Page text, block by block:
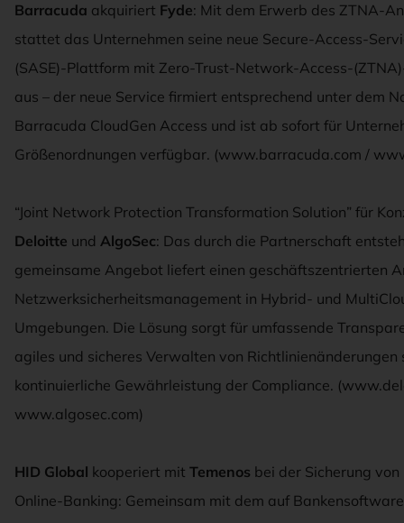
Barracuda akquiriert Fyde: Mit dem Erwerb des ZTNA-
stattet das Unternehmen seine neue Secure-Access-
(SASE)-Plattform mit Zero-Trust-Network-Access-
aus – der neue Service firmiert entsprechend unter dem
Barracuda CloudGen Access und ist ab sofort für
Größenordnungen verfügbar. (www.barracuda.com /
“Joint Network Protection Transformation Solution” für
Deloitte und AlgoSec: Das durch die Partnerschaft
gemeinsame Angebot liefert einen geschäftszentrierten
Netzwerksicherheitsmanagement in Hybrid- und
Umgebungen. Die Lösung sorgt für umfassende
agiles und sicheres Verwalten von Richtlinienänderungen
kontinuierliche Gewährleistung der Compliance.
www.algosec.com)
HID Global kooperiert mit Temenos bei der Sicherung
Online-Banking: Gemeinsam mit dem auf Bankensoftware